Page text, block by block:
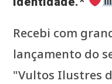
Recebi com
lançamento do
"Vultos Ilustres